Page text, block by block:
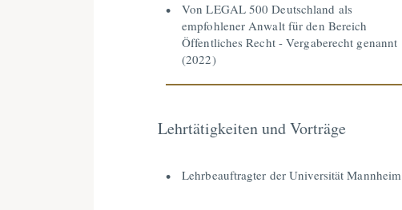
Von LEGAL 500 Deutschland als
empfohlener Anwalt für den Bereich
Öffentliches Recht - Vergaberecht genannt
(2022)
Lehrtätigkeiten und Vorträge
Lehrbeauftragter der Universität Mannheim